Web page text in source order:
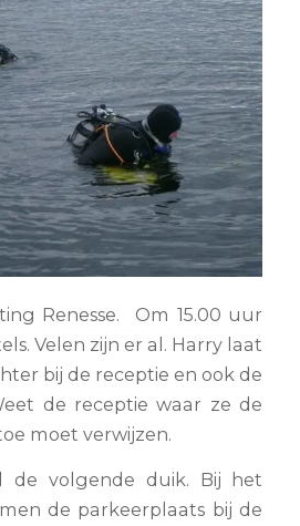
Renesse. Om 15.00 uur
Velen zijn er al. Harry laat
bij de receptie en ook de
de receptie waar ze de
moet verwijzen.
de volgende duik. Bij het
de parkeerplaats bij de